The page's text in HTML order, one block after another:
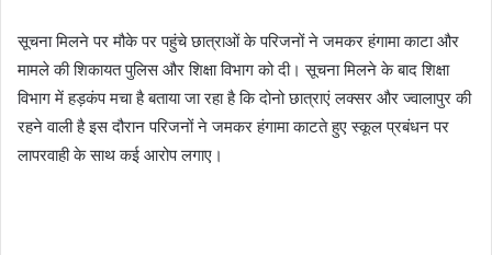
सूचना मिलने पर मौके पर पहुंचे छात्राओं के परिजनों ने जमकर हंगामा काटा और
मामले की शिकायत पुलिस और शिक्षा विभाग को दी। सूचना मिलने के बाद शिक्षा
विभाग में हड़कंप मचा है बताया जा रहा है कि दोनो छात्राएं लक्सर और ज्वालापुर की
रहने वाली है इस दौरान परिजनों ने जमकर हंगामा काटते हुए स्कूल प्रबंधन पर
लापरवाही के साथ कई आरोप लगाए।